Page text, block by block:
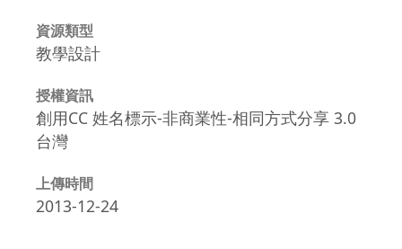
資源類型
教學設計
授權資訊
創用CC 姓名標示-非商業性-相同方式分享 3.0
台灣
上傳時間
2013-12-24